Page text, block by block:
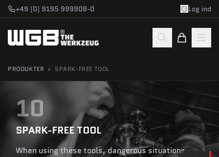
Gå til indhold
+49 (0) 9195 999908-0 Log ind
PRODUKTER › SPARK-FREE TOOL
10
SPARK-FREE TOOL
When using these tools, dangerous situations